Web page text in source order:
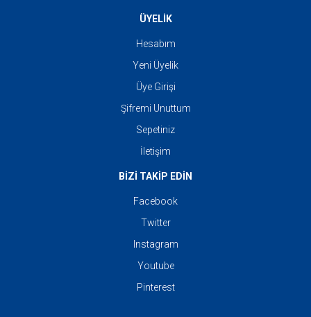
ÜYELİK
Hesabım
Yeni Üyelik
Üye Girişi
Şifremi Unuttum
Sepetiniz
İletişim
BİZİ TAKİP EDİN
Facebook
Twitter
Instagram
Youtube
Pinterest